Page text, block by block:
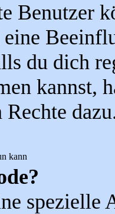
Benutzer
du dich
kannst,
kann